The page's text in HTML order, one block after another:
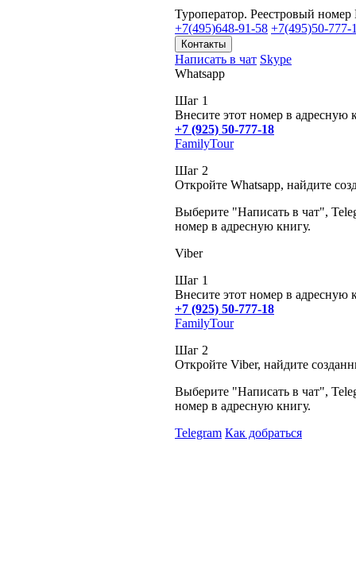
Туроператор. Реестровый
+7(495)648-91-58 +7(495)50-777-
Контакты
Написать в чат Skype
Whatsapp
Шаг 1
Внесите этот номер в адресную
+7 (925) 50-777-18
FamilyTour
Шаг 2
Откройте Whatsapp, найдите
Выберите "Написать в чат",
номер в адресную книгу.
Viber
Шаг 1
Внесите этот номер в адресную
+7 (925) 50-777-18
FamilyTour
Шаг 2
Откройте Viber, найдите
Выберите "Написать в чат",
номер в адресную книгу.
Telegram Как добраться